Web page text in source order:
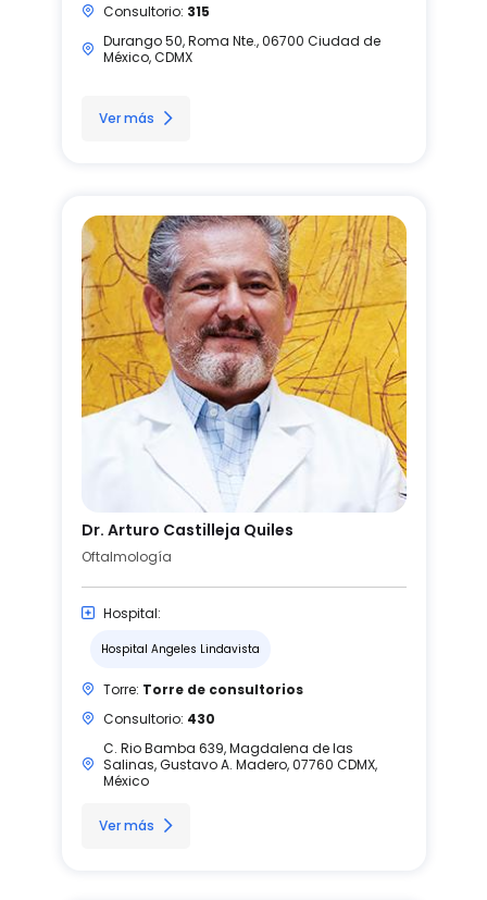
Consultorio: 315
Durango 50, Roma Nte., 06700 Ciudad de
México, CDMX
Ver más
Dr. Arturo Castilleja Quiles
Oftalmología
Hospital:
Hospital Angeles Lindavista
Torre: Torre de consultorios
Consultorio: 430
C. Rio Bamba 639, Magdalena de las
Salinas, Gustavo A. Madero, 07760 CDMX,
México
Ver más